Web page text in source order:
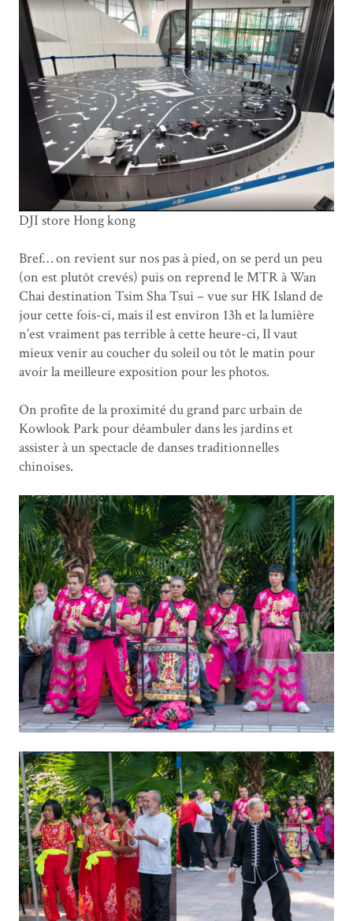
DJI store Hong kong
Bref… on revient sur nos pas à pied, on se perd un peu
(on est plutôt crevés) puis on reprend le MTR à Wan
Chai destination Tsim Sha Tsui – vue sur HK Island de
jour cette fois-ci, mais il est environ 13h et la lumière
n’est vraiment pas terrible à cette heure-ci, Il vaut
mieux venir au coucher du soleil ou tôt le matin pour
avoir la meilleure exposition pour les photos.
On profite de la proximité du grand parc urbain de
Kowlook Park pour déambuler dans les jardins et
assister à un spectacle de danses traditionnelles
chinoises.